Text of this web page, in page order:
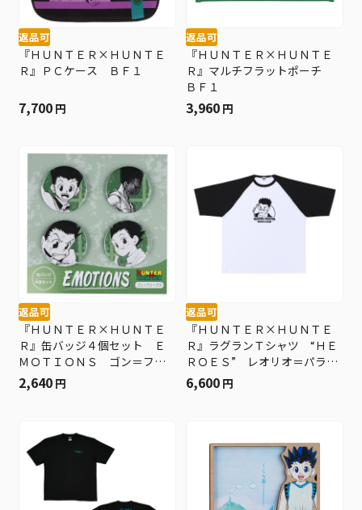
返品可
『ＨＵＮＴＥＲ×ＨＵＮＴＥ
Ｒ』ＰＣケース ＢＦ１
7,700 円
返品可
『ＨＵＮＴＥＲ×ＨＵＮＴＥ
Ｒ』マルチフラットポーチ
ＢＦ１
3,960 円
返品可
『ＨＵＮＴＥＲ×ＨＵＮＴＥ
Ｒ』缶バッジ４個セット Ｅ
ＭＯＴＩＯＮＳ ゴン＝フリ
ークス ＢＦ１
2,640 円
返品可
『ＨＵＮＴＥＲ×ＨＵＮＴＥ
Ｒ』ラグランＴシャツ “ＨＥ
ＲＯＥＳ” レオリオ＝パラデ
ィナイト ＢＦ１
6,600 円